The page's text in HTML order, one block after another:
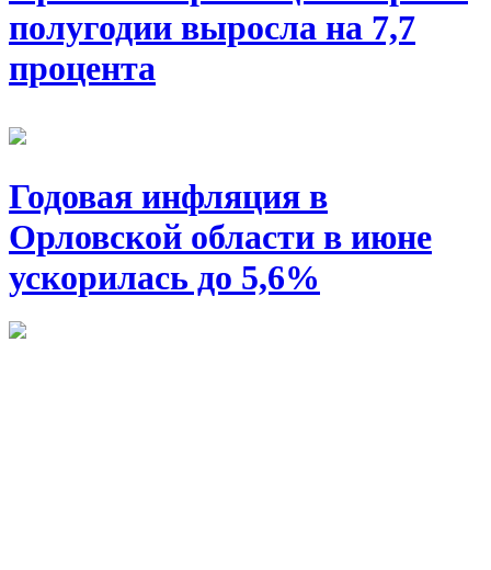
полугодии выросла на 7,7
процента
Годовая инфляция в
Орловской области в июне
ускорилась до 5,6%